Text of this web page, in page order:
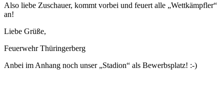
Also liebe Zuschauer, kommt vorbei und feuert alle „Wettkämpfler“
an!
Liebe Grüße,
Feuerwehr Thüringerberg
Anbei im Anhang noch unser „Stadion“ als Bewerbsplatz! :-)